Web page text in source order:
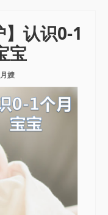
】认识0-1
宝
嫂